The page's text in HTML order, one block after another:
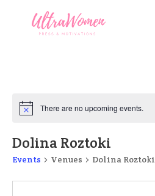
There are no upcoming events.
Dolina Roztoki
Events Venues Dolina Roztoki